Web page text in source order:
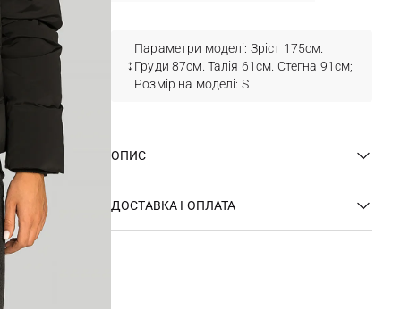
Параметри моделі: Зріст 175см.
Груди 87см. Талія 61см. Стегна 91см;
Розмір на моделі: S
ОПИС
ДОСТАВКА І ОПЛАТА